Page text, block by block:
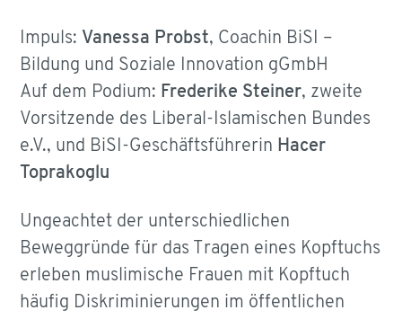
Impuls: Vanessa Probst, Coachin BiSI –
Bildung und Soziale Innovation gGmbH
Auf dem Podium: Frederike Steiner, zweite
Vorsitzende des Liberal-Islamischen Bundes
e.V., und BiSI-Geschäftsführerin Hacer
Toprakoglu
Ungeachtet der unterschiedlichen
Beweggründe für das Tragen eines Kopftuchs
erleben muslimische Frauen mit Kopftuch
häufig Diskriminierungen im öffentlichen